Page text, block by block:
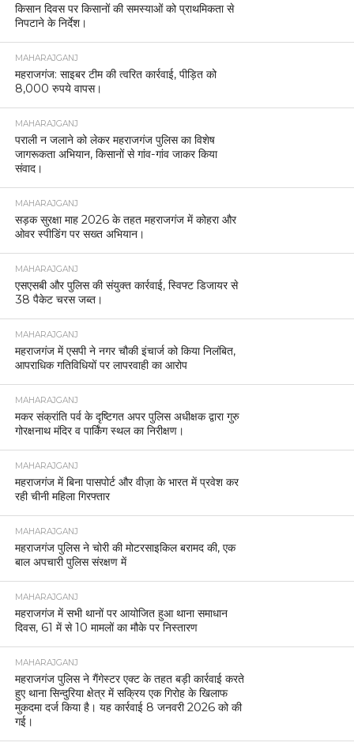
किसान दिवस पर किसानों की समस्याओं को प्राथमिकता से
निपटाने के निर्देश।
MAHARAJGANJ
महराजगंज: साइबर टीम की त्वरित कार्रवाई, पीड़ित को
8,000 रुपये वापस।
MAHARAJGANJ
पराली न जलाने को लेकर महराजगंज पुलिस का विशेष
जागरूकता अभियान, किसानों से गांव-गांव जाकर किया
संवाद।
MAHARAJGANJ
सड़क सुरक्षा माह 2026 के तहत महराजगंज में कोहरा और
ओवर स्पीडिंग पर सख्त अभियान।
MAHARAJGANJ
एसएसबी और पुलिस की संयुक्त कार्रवाई, स्विफ्ट डिजायर से
38 पैकेट चरस जब्त।
MAHARAJGANJ
महराजगंज में एसपी ने नगर चौकी इंचार्ज को किया निलंबित,
आपराधिक गतिविधियों पर लापरवाही का आरोप
MAHARAJGANJ
मकर संक्रांति पर्व के दृष्टिगत अपर पुलिस अधीक्षक द्वारा गुरु
गोरक्षनाथ मंदिर व पार्किंग स्थल का निरीक्षण।
MAHARAJGANJ
महराजगंज में बिना पासपोर्ट और वीज़ा के भारत में प्रवेश कर
रही चीनी महिला गिरफ्तार
MAHARAJGANJ
महराजगंज पुलिस ने चोरी की मोटरसाइकिल बरामद की, एक
बाल अपचारी पुलिस संरक्षण में
MAHARAJGANJ
महराजगंज में सभी थानों पर आयोजित हुआ थाना समाधान
दिवस, 61 में से 10 मामलों का मौके पर निस्तारण
MAHARAJGANJ
महराजगंज पुलिस ने गैंगेस्टर एक्ट के तहत बड़ी कार्रवाई करते
हुए थाना सिन्दुरिया क्षेत्र में सक्रिय एक गिरोह के खिलाफ
मुकदमा दर्ज किया है। यह कार्रवाई 8 जनवरी 2026 को की
गई।